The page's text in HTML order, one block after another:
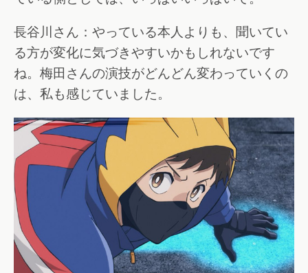
長谷川さん：やっている本人よりも、聞いてい
る方が変化に気づきやすいかもしれないです
ね。梅田さんの演技がどんどん変わっていくの
は、私も感じていました。